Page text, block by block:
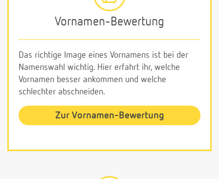
Vornamen-Bewertung
Das richtige Image eines Vornamens ist bei der
Namenswahl wichtig. Hier erfahrt ihr, welche
Vornamen besser ankommen und welche
schlechter abschneiden.
Zur Vornamen-Bewertung